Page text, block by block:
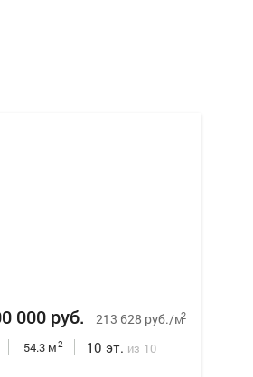
000 руб. 213 628 руб./м2
54.3 м2 10 эт. из 10